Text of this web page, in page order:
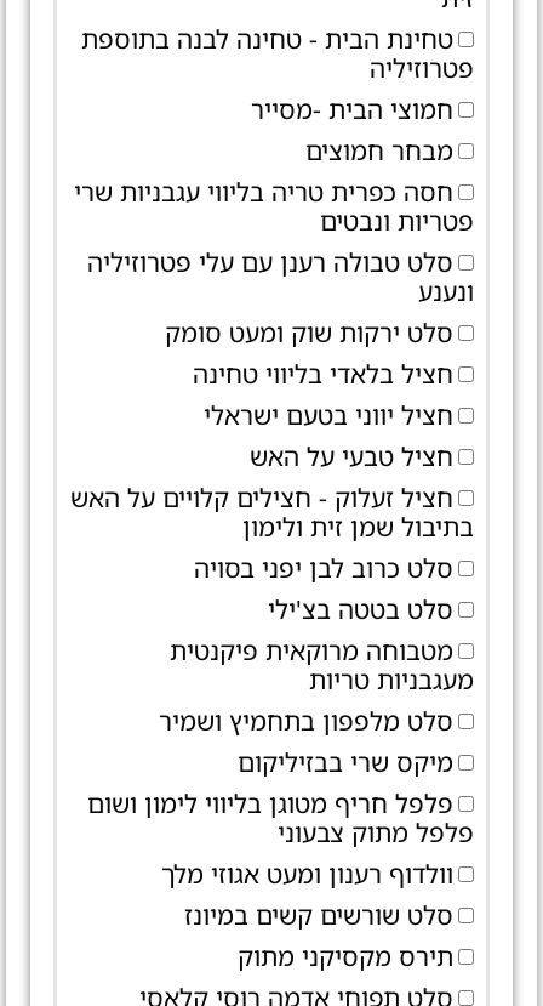
טחינת הבית - טחינה לבנה בתוספת
פטרוזיליה
חמוצי הבית -מסייר
מבחר חמוצים
חסה כפרית טריה בליווי עגבניות שרי
פטריות ונבטים
סלט טבולה רענן עם עלי פטרוזיליה
ונענע
סלט ירקות שוק ומעט סומק
חציל בלאדי בליווי טחינה
חציל יווני בטעם ישראלי
חציל טבעי על האש
חציל זעלוק - חצילים קלויים על האש
בתיבול שמן זית ולימון
סלט כרוב לבן יפני בסויה
סלט בטטה בצ'ילי
מטבוחה מרוקאית פיקנטית
מעגבניות טריות
סלט מלפפון בתחמיץ ושמיר
מיקס שרי בבזיליקום
פלפל חריף מטוגן בליווי לימון ושום
פלפל מתוק צבעוני
וולדוף רענון ומעט אגוזי מלך
סלט שורשים קשים במיונז
תירס מקסיקני מתוק
סלט תפוחי אדמה רוסי קלאסי